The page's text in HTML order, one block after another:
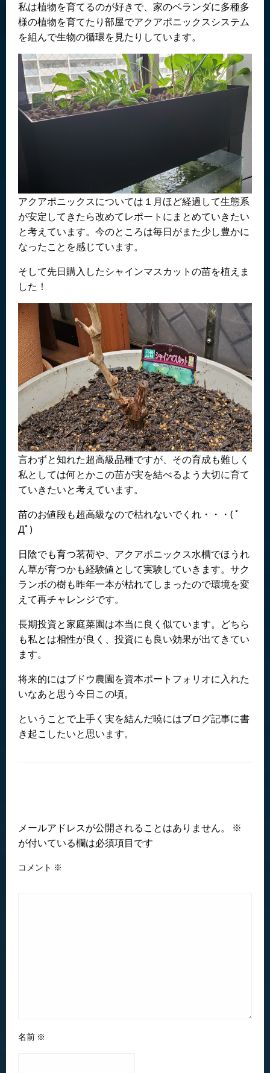
私は植物を育てるのが好きで、家のベランダに多種多
様の植物を育てたり部屋でアクアポニックスシステム
を組んで生物の循環を見たりしています。
アクアポニックスについては１月ほど経過して生態系
が安定してきたら改めてレポートにまとめていきたい
と考えています。今のところは毎日がまた少し豊かに
なったことを感じています。
そして先日購入したシャインマスカットの苗を植えま
した！
言わずと知れた超高級品種ですが、その育成も難しく
私としては何とかこの苗が実を結べるよう大切に育て
ていきたいと考えています。
苗のお値段も超高級なので枯れないでくれ・・・( ﾟ
Дﾟ)
日陰でも育つ茗荷や、アクアポニックス水槽でほうれ
ん草が育つかも経験値として実験していきます。サク
ランボの樹も昨年一本が枯れてしまったので環境を変
えて再チャレンジです。
長期投資と家庭菜園は本当に良く似ています。どちら
も私とは相性が良く、投資にも良い効果が出てきてい
ます。
将来的にはブドウ農園を資本ポートフォリオに入れた
いなあと思う今日この頃。
ということで上手く実を結んだ暁にはブログ記事に書
き起こしたいと思います。
メールアドレスが公開されることはありません。
※
が付いている欄は必須項目です
コメント ※
名前 ※